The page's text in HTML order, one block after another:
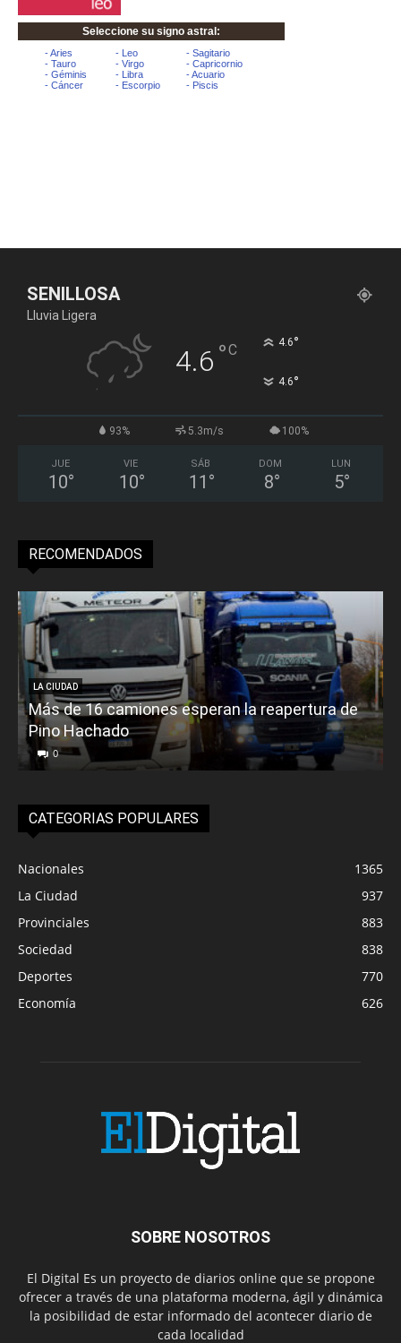
SENILLOSA
Lluvia Ligera
4.6 °C 4.6°
4.6°
93% 5.3m/s 100%
JUE
10°
VIE
10°
SÁB
11 °
DOM
8°
LUN
5°
RECOMENDADOS
LA CIUDAD
Más de 16 camiones esperan la reapertura de
Pino Hachado
0
CATEGORIAS POPULARES
Nacionales
1365
La Ciudad
937
Provinciales
883
Sociedad
838
Deportes
770
Economía
626
SOBRE NOSOTROS
El Digital Es un proyecto de diarios online que se propone
ofrecer a través de una plataforma moderna, ágil y dinámica
la posibilidad de estar informado del acontecer diario de
cada localidad